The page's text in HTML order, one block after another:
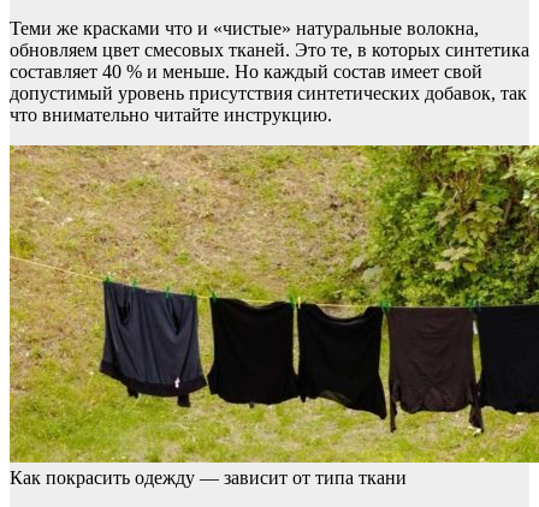
Теми же красками что и «чистые» натуральные волокна,
обновляем цвет смесовых тканей. Это те, в которых синтетика
составляет 40 % и меньше. Но каждый состав имеет свой
допустимый уровень присутствия синтетических добавок, так
что внимательно читайте инструкцию.
Как покрасить одежду — зависит от типа ткани